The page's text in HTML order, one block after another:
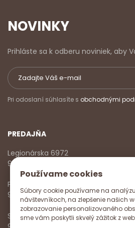
Používame cookies
Súbory cookie používame na
návštevníkoch, na zlepšenie našich
zobrazovanie personalizovaného
sme vám poskytli skvelý zážitok z
NOVINKY
Prihláste sa k odberu noviniek, aby
Pri odoslaní súhlasíte s obchodnými
PREDAJŇA
Legionárska 6972
911 01 Trenčín
Pondelok - Piatok
9:00 - 17:00
Sobota